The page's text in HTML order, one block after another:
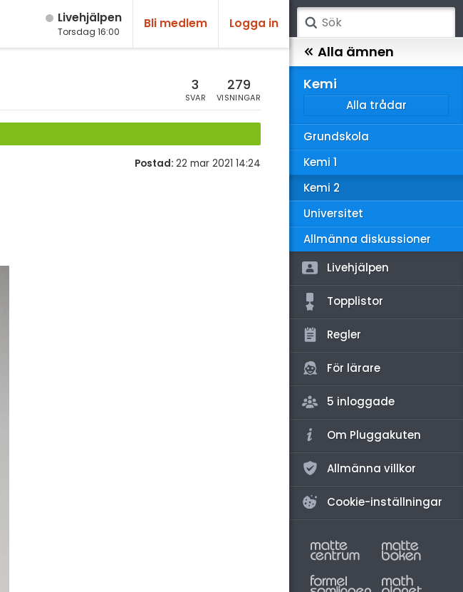
Live­hjälpen
Torsdag 16:00
Bli medlem Logga in
3
SVAR
279
VISNINGAR
Postad: 22 mar 2021 14:24
Matematik
Kemi
Alla ämnen
Kemi
Alla trådar
Grundskola
Kemi 1
Kemi 2
Universitet
Allmänna diskussioner
Livehjälpen
Topplistor
Regler
För lärare
5 inloggade
Om Pluggakuten
Allmänna villkor
Cookie-inställningar
Biologi
Teknik & Bygg